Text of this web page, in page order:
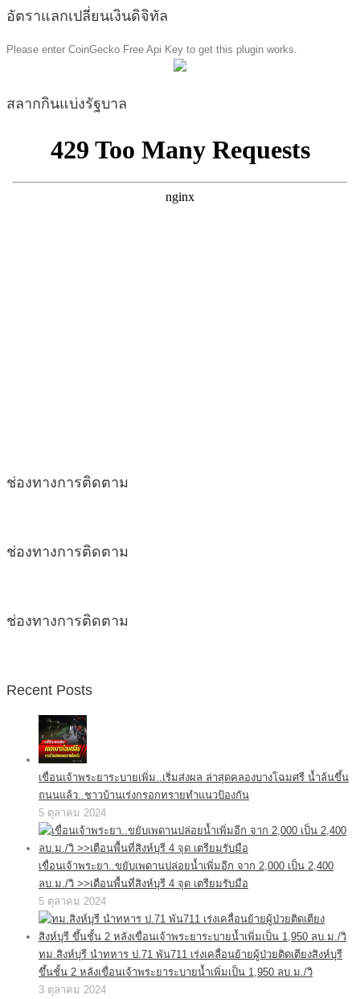
อัตราแลกเปลี่ยนเงินดิจิทัล
Please enter CoinGecko Free Api Key to get this plugin works.
สลากกินแบ่งรัฐบาล
ช่องทางการติดตาม
ช่องทางการติดตาม
ช่องทางการติดตาม
Recent Posts
เขื่อนเจ้าพระยาระบายเพิ่ม..เริ่มส่งผล ล่าสุดคลองบางโฉมศรี น้ำล้นขึ้น
ถนนแล้ว..ชาวบ้านเร่งกรอกทรายทำแนวป้องกัน
5 ตุลาคม 2024
เขื่อนเจ้าพระยา..ขยับเพดานปล่อยน้ำเพิ่มอีก จาก 2,000 เป็น 2,400
ลบ.ม./วิ >>เตือนพื้นที่สิงห์บุรี 4 จุด เตรียมรับมือ
5 ตุลาคม 2024
ทม.สิงห์บุรี นำทหาร ป.71 พัน711 เร่งเคลื่อนย้ายผู้ป่วยติดเตียงสิงห์บุรี
ขึ้นชั้น 2 หลังเขื่อนเจ้าพระยาระบายน้ำเพิ่มเป็น 1,950 ลบ.ม./วิ
3 ตุลาคม 2024